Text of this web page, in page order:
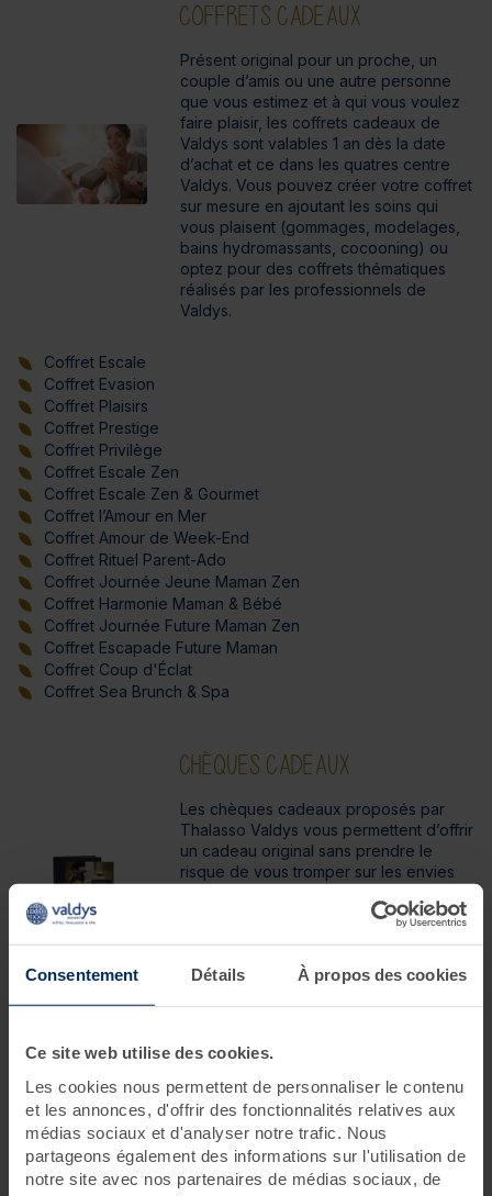
Consentement Détails À propos des cookies
Ce site web utilise des cookies.
Les cookies nous permettent de personnaliser le contenu
et les annonces, d'offrir des fonctionnalités relatives aux
médias sociaux et d'analyser notre trafic. Nous
partageons également des informations sur l'utilisation de
notre site avec nos partenaires de médias sociaux, de
COFFRETS CADEAUX
Présent original pour un proche, un
couple d’amis ou une autre personne
que vous estimez et à qui vous voulez
faire plaisir, les coffrets cadeaux de
Valdys sont valables 1 an dès la date
d’achat et ce dans les quatres centre
Valdys. Vous pouvez créer votre coffret
sur mesure en ajoutant les soins qui
vous plaisent (gommages, modelages,
bains hydromassants, cocooning) ou
optez pour des coffrets thématiques
réalisés par les professionnels de
Valdys.
Coffret Escale
Coffret Evasion
Coffret Plaisirs
Coffret Prestige
Coffret Privilège
Coffret Escale Zen
Coffret Escale Zen & Gourmet
Coffret l’Amour en Mer
Coffret Amour de Week-End
Coffret Rituel Parent-Ado
Coffret Journée Jeune Maman Zen
Coffret Harmonie Maman & Bébé
Coffret Journée Future Maman Zen
Coffret Escapade Future Maman
Coffret Coup d'Éclat
Coffret Sea Brunch & Spa
CHÈQUES CADEAUX
Les chèques cadeaux proposés par
Thalasso Valdys vous permettent d’offrir
un cadeau original sans prendre le
risque de vous tromper sur les envies
les offrez. Vous avez le choix entre des
chèques cadeaux avec un montant fixe
chèque cadeau personnalisé à partir de
Chèque cadeau 50 €
Chèque cadeau 100 €
Chèque cadeau 200 €
Chèque cadeau "Sur Mesure"
Chèque cadeau 150 €